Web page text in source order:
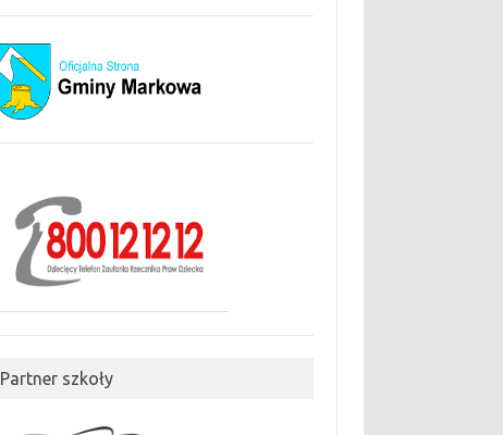
Partner szkoły